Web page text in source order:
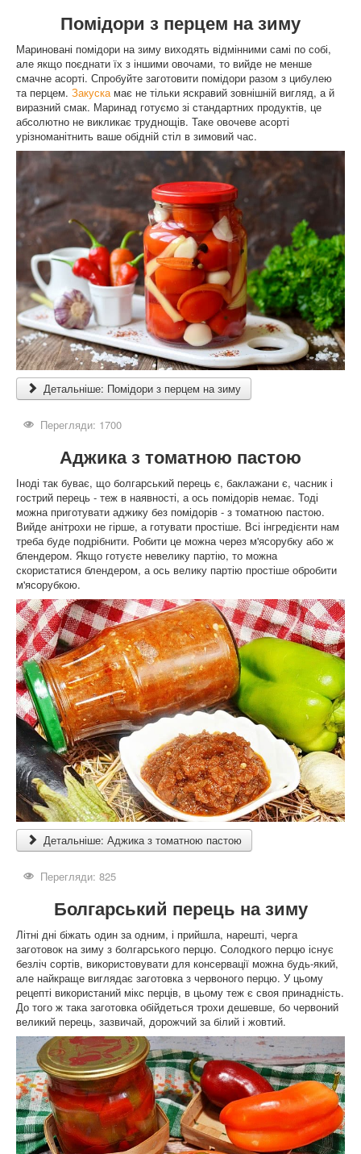
Помідори з перцем на зиму
Мариновані помідори на зиму виходять відмінними самі по собі,
але якщо поєднати їх з іншими овочами, то вийде не менше
смачне асорті. Спробуйте заготовити помідори разом з цибулею
та перцем. Закускамає не тільки яскравий зовнішній вигляд, а й
виразний смак. Маринад готуємо зі стандартних продуктів, це
абсолютно не викликає труднощів. Таке овочеве асорті
урізноманітнить ваше обідній стіл в зимовий час.
Детальніше: Помідори з перцем на зиму
Перегляди: 1700
Аджика з томатною пастою
Іноді так буває, що болгарський перець є, баклажани є, часник і
гострий перець - теж в наявності, а ось помідорів немає. Тоді
можна приготувати аджику без помідорів - з томатною пастою.
Вийде анітрохи не гірше, а готувати простіше. Всі інгредієнти нам
треба буде подрібнити. Робити це можна через м'ясорубку або ж
блендером. Якщо готуєте невелику партію, то можна
скористатися блендером, а ось велику партію простіше обробити
м'ясорубкою.
Детальніше: Аджика з томатною пастою
Перегляди: 825
Болгарський перець на зиму
Літні дні біжать один за одним, і прийшла, нарешті, черга
заготовок на зиму з болгарського перцю. Солодкого перцю існує
безліч сортів, використовувати для консервації можна будь-який,
але найкраще виглядає заготовка з червоного перцю. У цьому
рецепті використаний мікс перців, в цьому теж є своя принадність.
До того ж така заготовка обійдеться трохи дешевше, бо червоний
великий перець, зазвичай, дорожчий за білий і жовтий.